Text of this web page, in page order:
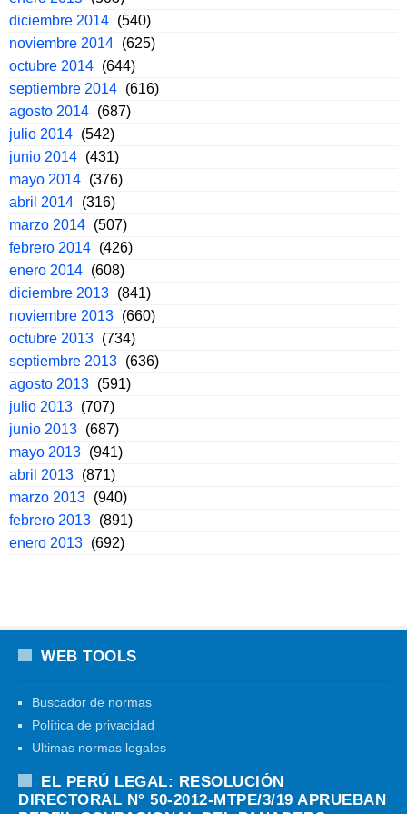
diciembre 2014 (540)
noviembre 2014 (625)
octubre 2014 (644)
septiembre 2014 (616)
agosto 2014 (687)
julio 2014 (542)
junio 2014 (431)
mayo 2014 (376)
abril 2014 (316)
marzo 2014 (507)
febrero 2014 (426)
enero 2014 (608)
diciembre 2013 (841)
noviembre 2013 (660)
octubre 2013 (734)
septiembre 2013 (636)
agosto 2013 (591)
julio 2013 (707)
junio 2013 (687)
mayo 2013 (941)
abril 2013 (871)
marzo 2013 (940)
febrero 2013 (891)
enero 2013 (692)
WEB TOOLS
Buscador de normas
Política de privacidad
Ultimas normas legales
EL PERÚ LEGAL: RESOLUCIÓN
DIRECTORAL N° 50-2012-MTPE/3/19 APRUEBAN